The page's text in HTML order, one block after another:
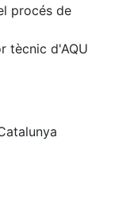
procés de
tècnic d'AQU